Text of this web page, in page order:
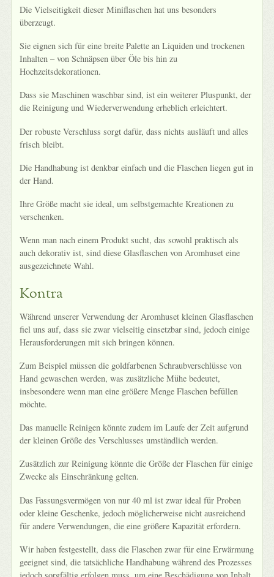
Die Vielseitigkeit dieser Miniflaschen hat uns besonders
überzeugt.
Sie eignen sich für eine breite Palette an Liquiden und trockenen
Inhalten – von Schnäpsen über Öle bis hin zu
Hochzeitsdekorationen.
Dass sie Maschinen waschbar sind, ist ein weiterer Pluspunkt, der
die Reinigung und Wiederverwendung erheblich erleichtert.
Der robuste Verschluss sorgt dafür, dass nichts ausläuft und alles
frisch bleibt.
Die Handhabung ist denkbar einfach und die Flaschen liegen gut in
der Hand.
Ihre Größe macht sie ideal, um selbstgemachte Kreationen zu
verschenken.
Wenn man nach einem Produkt sucht, das sowohl praktisch als
auch dekorativ ist, sind diese Glasflaschen von Aromhuset eine
ausgezeichnete Wahl.
Kontra
Während unserer Verwendung der Aromhuset kleinen Glasflaschen
fiel uns auf, dass sie zwar vielseitig einsetzbar sind, jedoch einige
Herausforderungen mit sich bringen können.
Zum Beispiel müssen die goldfarbenen Schraubverschlüsse von
Hand gewaschen werden, was zusätzliche Mühe bedeutet,
insbesondere wenn man eine größere Menge Flaschen befüllen
möchte.
Das manuelle Reinigen könnte zudem im Laufe der Zeit aufgrund
der kleinen Größe des Verschlusses umständlich werden.
Zusätzlich zur Reinigung könnte die Größe der Flaschen für einige
Zwecke als Einschränkung gelten.
Das Fassungsvermögen von nur 40 ml ist zwar ideal für Proben
oder kleine Geschenke, jedoch möglicherweise nicht ausreichend
für andere Verwendungen, die eine größere Kapazität erfordern.
Wir haben festgestellt, dass die Flaschen zwar für eine Erwärmung
geeignet sind, die tatsächliche Handhabung während des Prozesses